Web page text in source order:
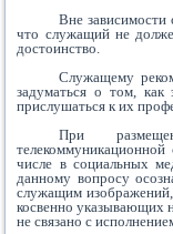
Вне
что служащий не
достоинство.
Служащему
задуматься о том, как
прислушаться к их
При
числе в социальных
данному вопросу
служащим
косвенно указывающих
не связано с